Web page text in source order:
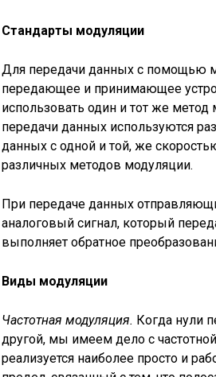
Стандарты модуляции
Для передачи данных с помощью
передающее и принимающее
использовать один и тот же
передачи данных используются
данных с одной и той, же
различных методов модуляции.
При передаче данных
аналоговый сигнал, который
выполняет обратное
Виды модуляции
Частотная модуляция. Когда нули
другой, мы имеем дело с
реализуется наиболее просто и